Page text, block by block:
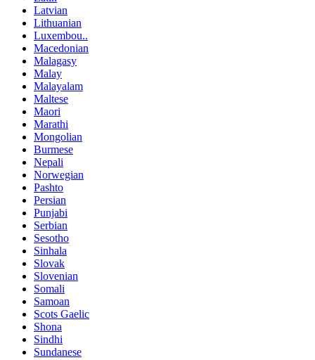
Latvian
Lithuanian
Luxembou..
Macedonian
Malagasy
Malay
Malayalam
Maltese
Maori
Marathi
Mongolian
Burmese
Nepali
Norwegian
Pashto
Persian
Punjabi
Serbian
Sesotho
Sinhala
Slovak
Slovenian
Somali
Samoan
Scots Gaelic
Shona
Sindhi
Sundanese